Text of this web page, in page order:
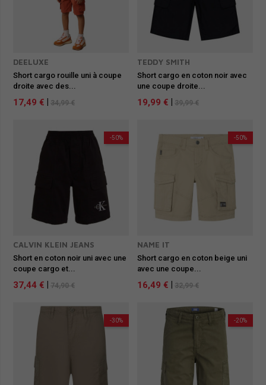
DEELUXE
Short cargo rouille uni à coupe
droite avec des...
17,49 € 34,99 €
TEDDY SMITH
Short cargo en coton noir avec
une coupe droite...
19,99 € 39,99 €
-50%
CALVIN KLEIN JEANS
Short en coton noir uni avec une
coupe cargo et...
37,44 € 74,90 €
-50%
NAME IT
Short cargo en coton beige uni
avec une coupe...
16,49 € 32,99 €
-30% -20%